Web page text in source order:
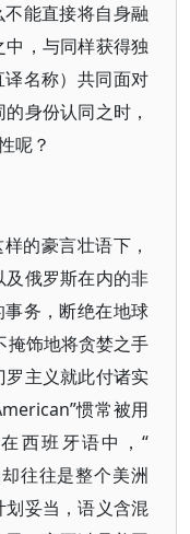
能直接将自身融
，与同样获得独
译名称）共同面对
身份认同之时，
呢？
的豪言壮语下，
俄罗斯在内的非
事务，断绝在地球
掩饰地将贪婪之手
主义就此付诸实
惯常被用
西班牙语中，“
往往是整个美洲
妥当，语义含混